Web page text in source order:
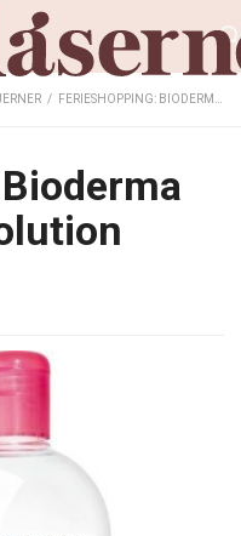
/ FERIESHOPPING: BIODERMA CRÉALINE H20 SOLUTION MICELLAIRE